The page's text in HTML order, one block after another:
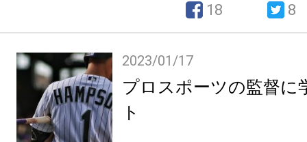
18
8
2023/01/17
プロスポーツの監督に
ト